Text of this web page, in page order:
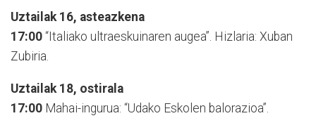
Uztailak 16, asteazkena
17:00 “Italiako ultraeskuinaren augea”. Hizlaria: Xuban
Zubiria.
Uztailak 18, ostirala
17:00 Mahai-ingurua: “Udako Eskolen balorazioa”.